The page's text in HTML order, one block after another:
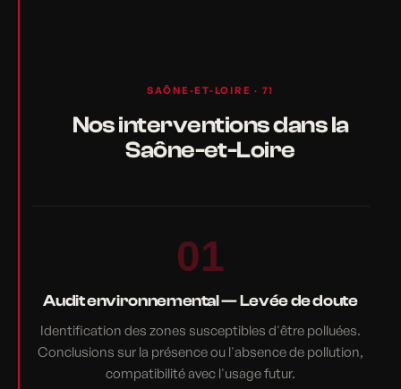
SAÔNE-ET-LOIRE · 71
Nos interventions dans la
Saône-et-Loire
01
Audit environnemental — Levée de doute
Identification des zones susceptibles d'être polluées.
Conclusions sur la présence ou l'absence de pollution,
compatibilité avec l'usage futur.